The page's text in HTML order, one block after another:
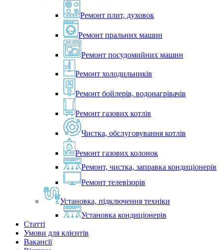
Ремонт плит, духовок
Ремонт пральних машин
Ремонт посудомийних машин
Ремонт холодильників
Ремонт бойлерів, водонагрівачів
Ремонт газових котлів
Чистка, обслуговування котлів
Ремонт газових колонок
Ремонт, чистка, заправка кондиціонерів
Ремонт телевізорів
Установка, підключення техніки
Установка кондиціонерів
Статті
Умови для клієнтів
Вакансії